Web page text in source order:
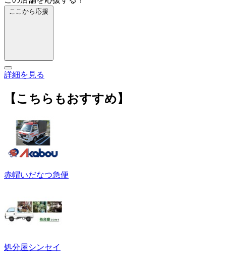
ここから応援
詳細を見る
【こちらもおすすめ】
赤帽いだなつ急便
処分屋シンセイ